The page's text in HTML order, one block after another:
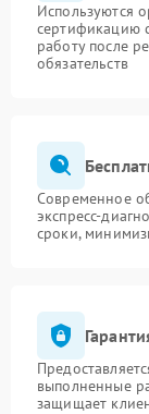
Используются
сертификацию
работу после
обязательств
Современное
экспресс-
сроки,
выполненные
защищает